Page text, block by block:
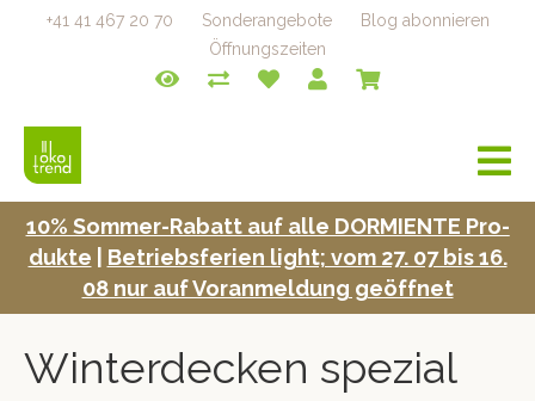
+41 41 467 20 70 Sonderangebote
Blog abonnieren
Öffnungszeiten
a
v
i
10% Som­mer-Rabatt auf alle DORMIENTE Pro­
duk­te
Betrieb­s­fe­rien light; vom 27. 07 bis 16.
08 nur auf Voran­mel­dung geöffnet
Winterdecken spezial